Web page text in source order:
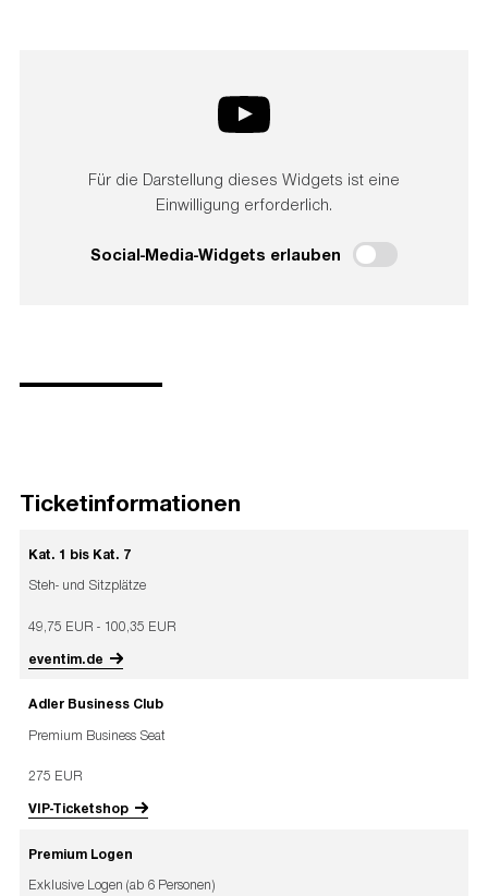
Für die Darstellung dieses Widgets ist eine
Einwilligung erforderlich.
Social-Media-Widgets erlauben
Ticketinformationen
Kat. 1 bis Kat. 7
Steh- und Sitzplätze
49,75 EUR - 100,35 EUR
eventim.de
Adler Business Club
Premium Business Seat
275 EUR
VIP-Ticketshop
Premium Logen
Exklusive Logen (ab 6 Personen)